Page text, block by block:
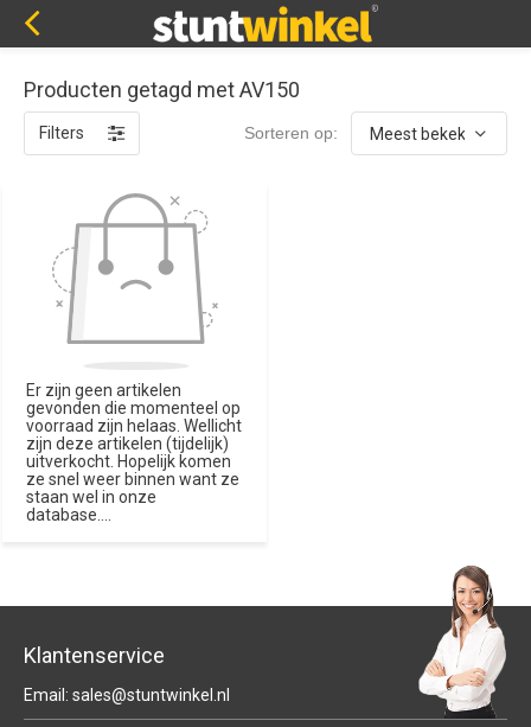
Producten getagd met AV150
Filters Sorteren op:
Er zijn geen artikelen
gevonden die momenteel op
voorraad zijn helaas. Wellicht
zijn deze artikelen (tijdelijk)
uitverkocht. Hopelijk komen
ze snel weer binnen want ze
staan wel in onze
database....
Klantenservice
Email: sales@stuntwinkel.nl